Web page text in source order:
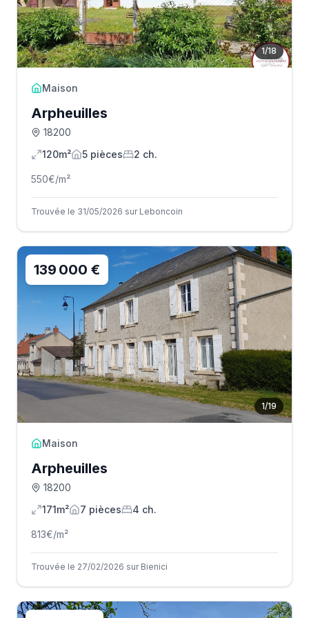
1/18
Maison
Arpheuilles
18200
120m²
5 pièces 2 ch.
550€/m²
Trouvée le 31/05/2026 sur Leboncoin
1/19
139 000 €
Maison
Arpheuilles
18200
171m²
7 pièces 4 ch.
813€/m²
Trouvée le 27/02/2026 sur Bienici